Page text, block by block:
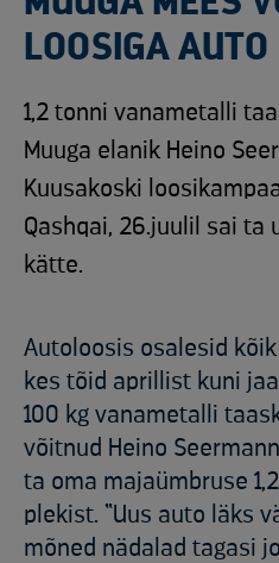
LOOSIGA AUTO
1,2 tonni vanametalli
Muuga elanik Heino
Kuusakoski
Qashqai, 26.juulil sai ta
kätte.
Autoloosis osalesid
kes tõid aprillist kuni
100 kg vanametalli
võitnud Heino
ta oma majaümbruse
plekist. “Uus auto läks
mõned nädalad tagasi